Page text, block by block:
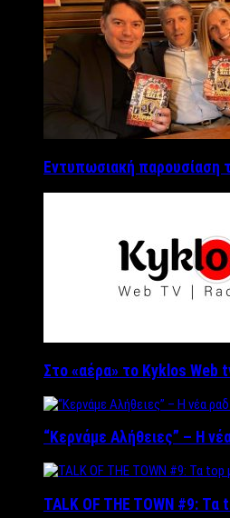
Εντυπωσιακή παρουσίαση
Στο «αέρα» το Kyklos Web
“Kερνάμε Αλήθειες” – Η
TALK OF THE TOWN #9: Τα